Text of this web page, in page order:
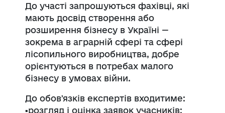
До участі запрошуються фахівці, які
мають досвід створення або
розширення бізнесу в Україні —
зокрема в аграрній сфері та сфері
лісопильного виробництва, добре
орієнтуються в потребах малого
бізнесу в умовах війни.
До обовʼязків експертів входитиме:
▪️розгляд і оцінка заявок учасників;